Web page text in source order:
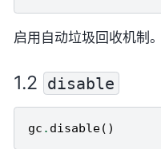
启用自动垃圾回收机制。
disable
gc . disable()